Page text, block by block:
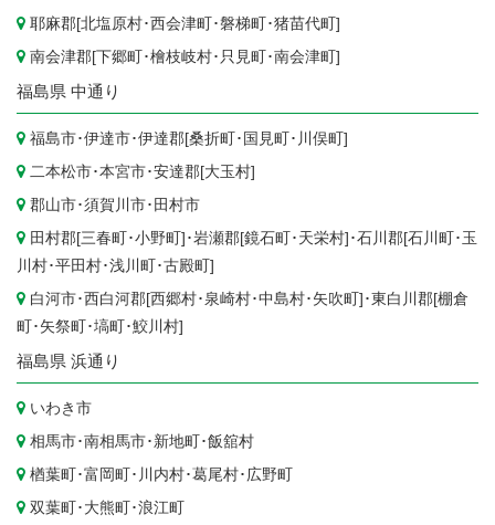
耶麻郡[北塩原村･西会津町･磐梯町･猪苗代町]
南会津郡[下郷町･檜枝岐村･ 只見町･南会津町]
福島県 中通り
福島市･伊達市･伊達郡[桑折町･ 国見町･ 川俣町]
二本松市･本宮市･安達郡[大玉村]
郡山市･須賀川市･ 田村市
田村郡[三春町･小野町]･岩瀬郡[鏡石町･ 天栄村]･石川郡[石川町･ 玉
川村･平田村･浅川町･古殿町]
白河市･西白河郡[西郷村･ 泉崎村･中島村･ 矢吹町]･東白川郡[棚倉
町･ 矢祭町･塙町･鮫川村]
福島県 浜通り
いわき市
相馬市･南相馬市･ 新地町･飯舘村
楢葉町･富岡町･ 川内村･葛尾村･ 広野町
双葉町･ 大熊町･浪江町